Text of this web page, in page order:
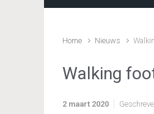
Home Nieuws
Walking
2 maart 2020